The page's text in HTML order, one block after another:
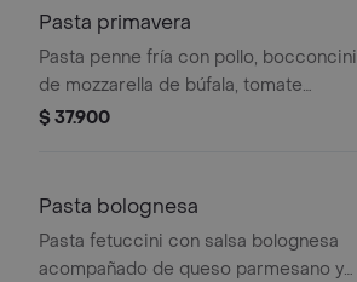
Pasta primavera
Pasta penne fría con pollo, bocconcini
de mozzarella de búfala, tomate
cherry, albahaca genovesa, tomates
$ 37.900
Pasta bolognesa
Pasta fetuccini con salsa bolognesa
acompañado de queso parmesano y